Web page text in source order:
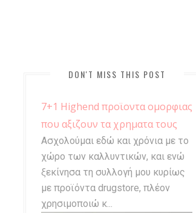
DON'T MISS THIS POST
7+1 Highend προϊοντα ομορφιας
που αξιζουν τα χρηματα τους
Ασχολούμαι εδώ και χρόνια με το
χώρο των καλλυντικών, και ενώ
ξεκίνησα τη συλλογή μου κυρίως
με προϊόντα drugstore, πλέον
χρησιμοποιώ κ...